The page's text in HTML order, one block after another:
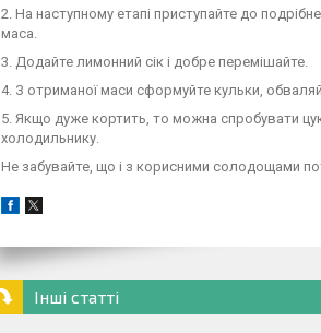
2. На наступному етапі приступайте до
маса.
3. Додайте лимонний сік і добре перемішайте.
4. З отриманої маси сформуйте кульки,
5. Якщо дуже кортить, то можна спробувати
холодильнику.
Не забувайте, що і з корисними солодощами
Інші статті